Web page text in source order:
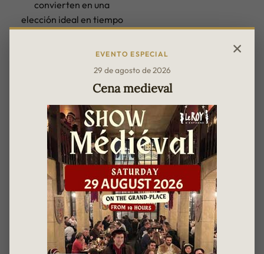
convierten en una
elección ideal en tiempo
años 1960 por Pierre Celis
últimas cervecerías del
pueblo, contribuyó a
hacer renacer toda la
tradición de las cervezas
blancas belgas. En Le Roy
d’Espagne se sirve de
grifo.
La Chouffe
EVENTO ESPECIAL
29 de agosto de 2026
Cena medieval